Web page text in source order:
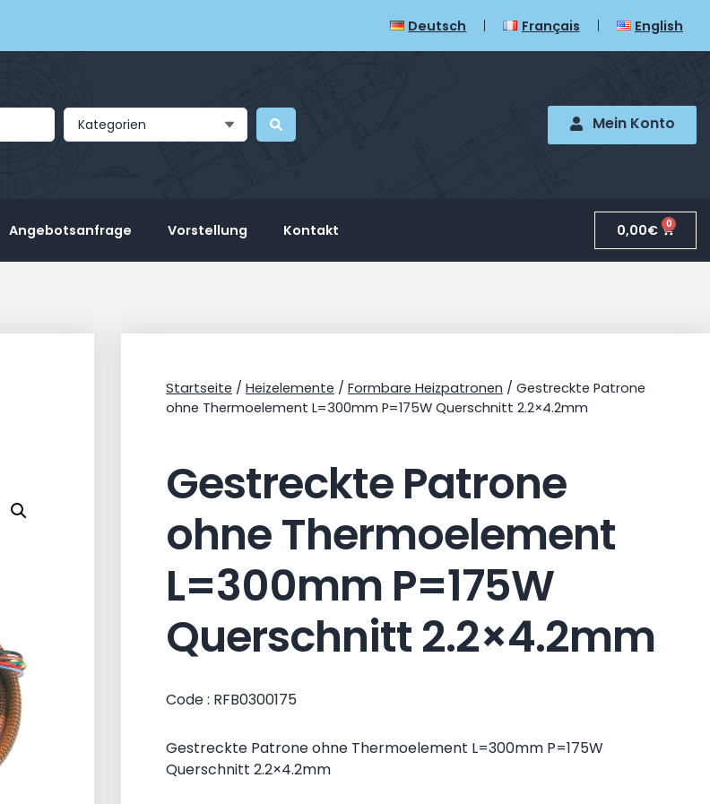
Deutsch Français English
Kategorien Mein Konto
Angebotsanfrage Vorstellung Kontakt 0,00€ 0
Startseite / Heizelemente / Formbare Heizpatronen / Gestreckte Patrone
ohne Thermoelement L=300mm P=175W Querschnitt 2.2×4.2mm
Gestreckte Patrone
ohne Thermoelement
L=300mm P=175W
Querschnitt 2.2×4.2mm
Code : RFB0300175
Gestreckte Patrone ohne Thermoelement L=300mm P=175W
Querschnitt 2.2×4.2mm